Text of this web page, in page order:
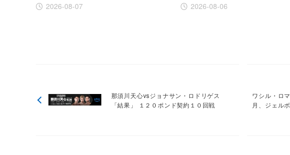
2026-08-07 2026-08-06
那須川天心vsジョナサン・ロドリゲス
「結果」 １２０ポンド契約１０回戦
ワシル・ロ
月、ジェル